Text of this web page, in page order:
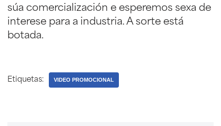
súa comercialización e esperemos sexa de
interese para a industria. A sorte está
botada.
Etiquetas: VIDEO PROMOCIONAL